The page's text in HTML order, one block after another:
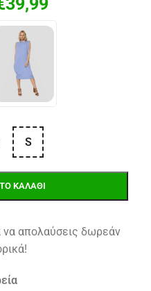
S
ΚΑΛΆΘΙ
να απολαύσεις δωρεάν